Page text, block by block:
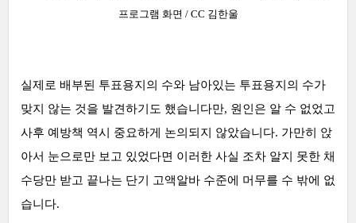
프로그램 화면 / CC 김한울
실제로 배부된 투표용지의 수와 남아있는 투표용지의 수가
맞지 않는 것을 발견하기도 했습니다만, 원인은 알 수 없었고
사후 예방책 역시 중요하게 논의되지 않았습니다. 가만히 앉
아서 눈으로만 보고 있었다면 이러한 사실 조차 알지 못한 채
수당만 받고 끝나는 단기 고액알바 수준에 머무를 수 밖에 없
습니다.